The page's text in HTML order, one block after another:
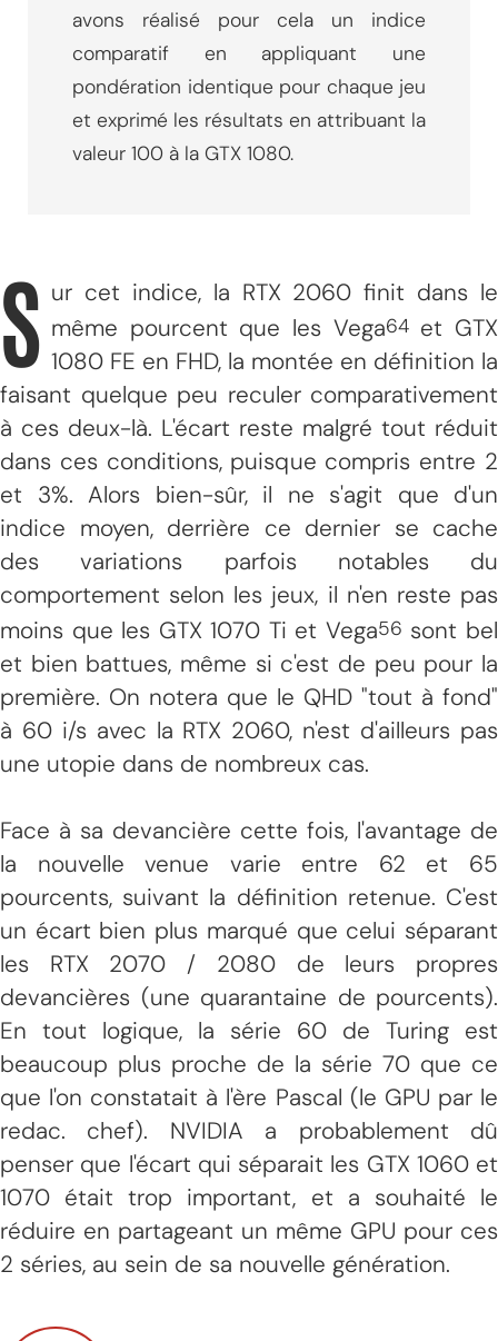
avons réalisé pour cela un indice
comparatif en appliquant une
pondération identique pour chaque jeu
et exprimé les résultats en attribuant la
valeur 100 à la GTX 1080.
S ur cet indice, la RTX 2060 finit dans le
même pourcent que les Vega64et GTX
1080 FE en FHD, la montée en définition la
faisant quelque peu reculer comparativement
à ces deux-là. L'écart reste malgré tout réduit
dans ces conditions, puisque compris entre 2
et 3%. Alors bien-sûr, il ne s'agit que d'un
indice moyen, derrière ce dernier se cache
des variations parfois notables du
comportement selon les jeux, il n'en reste pas
moins que les GTX 1070 Ti et Vega56 sont bel
et bien battues, même si c'est de peu pour la
première. On notera que le QHD "tout à fond"
à 60 i/s avec la RTX 2060, n'est d'ailleurs pas
une utopie dans de nombreux cas.
Face à sa devancière cette fois, l'avantage de
la nouvelle venue varie entre 62 et 65
pourcents, suivant la définition retenue. C'est
un écart bien plus marqué que celui séparant
les RTX 2070 / 2080 de leurs propres
devancières (une quarantaine de pourcents).
En tout logique, la série 60 de Turing est
beaucoup plus proche de la série 70 que ce
que l'on constatait à l'ère Pascal (le GPU par le
redac. chef). NVIDIA a probablement dû
penser que l'écart qui séparait les GTX 1060 et
1070 était trop important, et a souhaité le
réduire en partageant un même GPU pour ces
2 séries, au sein de sa nouvelle génération.